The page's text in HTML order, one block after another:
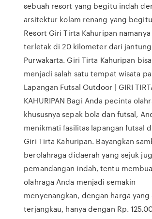
sebuah resort yang begitu indah
arsitektur kolam renang yang
Resort Giri Tirta Kahuripan
terletak di 20 kilometer dari jantung
Purwakarta. Giri Tirta Kahuripan
menjadi salah satu tempat wisata
Lapangan Futsal Outdoor | GIRI
KAHURIPAN Bagi Anda pecinta
khususnya sepak bola dan futsal,
menikmati fasilitas lapangan futsal
Giri Tirta Kahuripan. Bayangkan
berolahraga didaerah yang sejuk
pemandangan indah, tentu
olahraga Anda menjadi semakin
menyenangkan, dengan harga
terjangkau, hanya dengan Rp.